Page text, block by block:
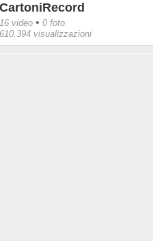
CartoniRecord
16 video • 0 foto
610.394 visualizzazioni